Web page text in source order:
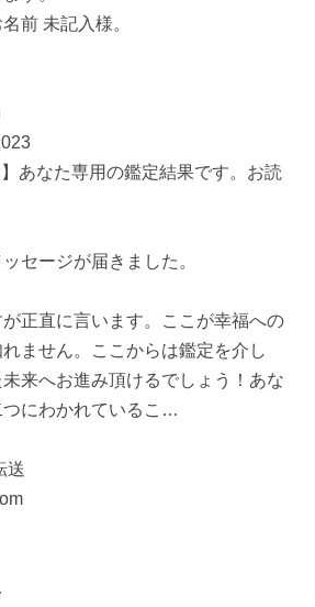
前 未記入様。
あなた専用の鑑定結果です。お読
セージが届きました。
正直に言います。ここが幸福への
ません。ここからは鑑定を介し
来へお進み頂けるでしょう！あな
にわかれているこ…
送